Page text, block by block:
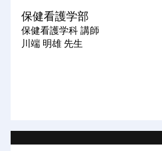
保健看護学部
保健看護学科 講師
川端 明雄 先生